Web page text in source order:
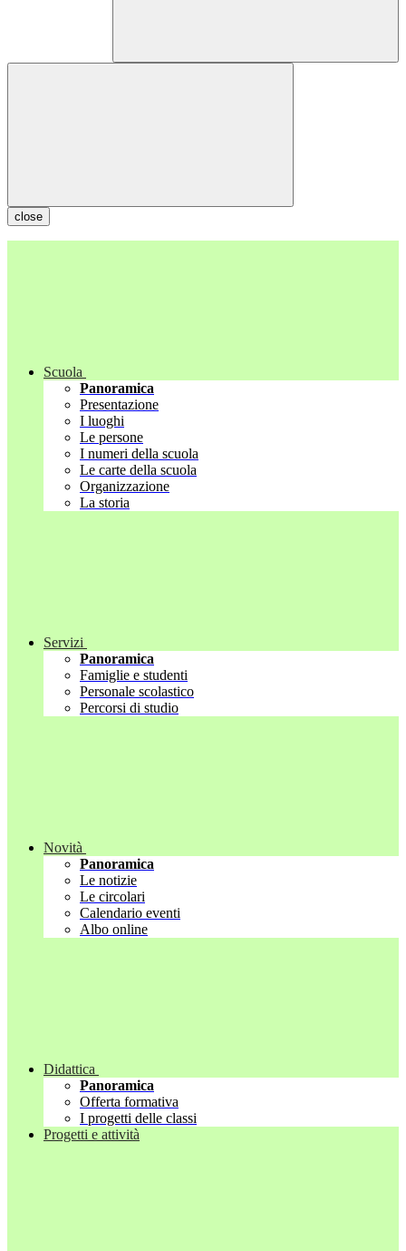
close
Scuola
Panoramica
Presentazione
I luoghi
Le persone
I numeri della scuola
Le carte della scuola
Organizzazione
La storia
Servizi
Panoramica
Famiglie e studenti
Personale scolastico
Percorsi di studio
Novità
Panoramica
Le notizie
Le circolari
Calendario eventi
Albo online
Didattica
Panoramica
Offerta formativa
I progetti delle classi
Progetti e attività